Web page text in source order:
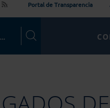
Portal de Transparencia